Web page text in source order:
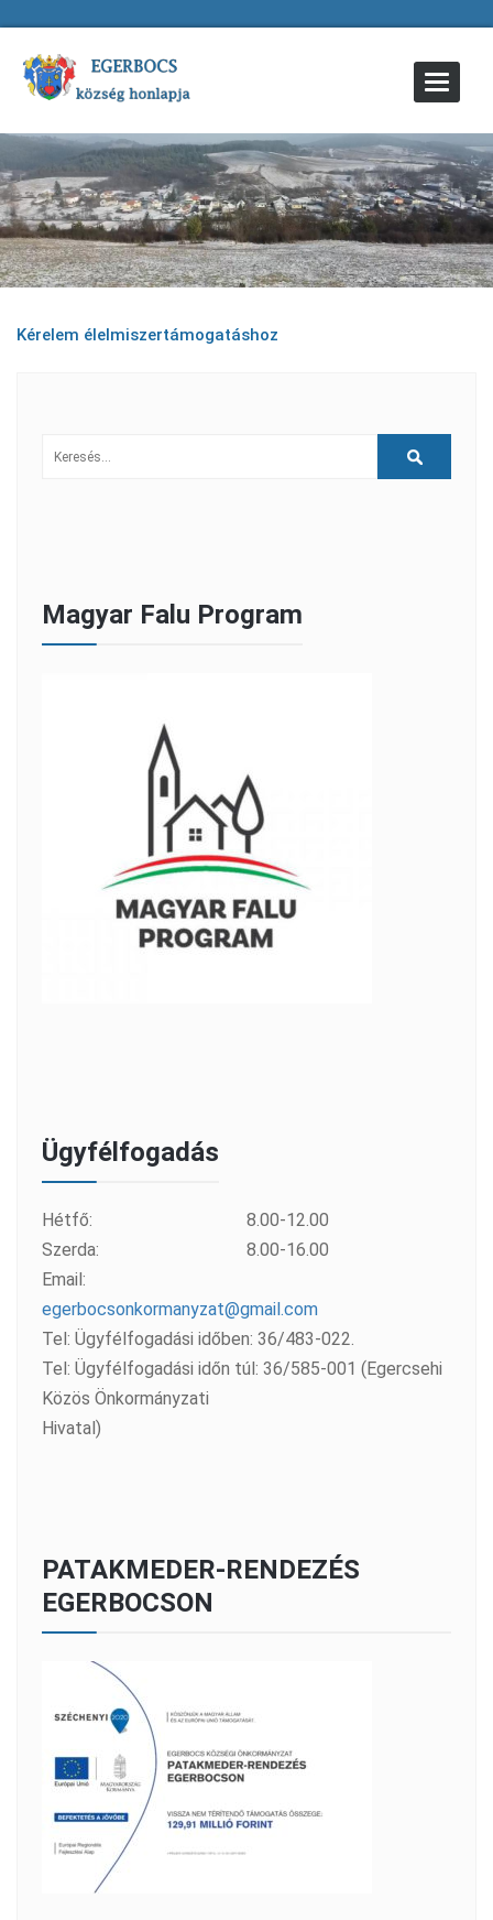
Toggle
Kérelem élelmiszertámogatáshoz
Magyar Falu Program
Ügyfélfogadás
Hétfő:
8.00-12.00
Szerda:
8.00-16.00
Email:
egerbocsonkormanyzat@gmail.com
Tel: Ügyfélfogadási időben: 36/483-022.
Tel: Ügyfélfogadási időn túl: 36/585-001 (Egercsehi
Közös Önkormányzati
Hivatal)
PATAKMEDER-RENDEZÉS
EGERBOCSON